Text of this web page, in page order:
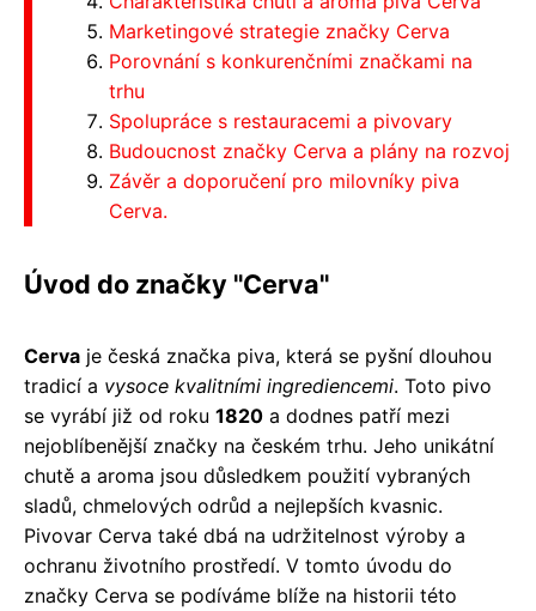
Marketingové strategie značky Cerva
Porovnání s konkurenčními značkami na
trhu
Spolupráce s restauracemi a pivovary
Budoucnost značky Cerva a plány na rozvoj
Závěr a doporučení pro milovníky piva
Cerva.
Úvod do značky "Cerva"
Cerva je česká značka piva, která se pyšní dlouhou
tradicí a vysoce kvalitními ingrediencemi. Toto pivo
se vyrábí již od roku 1820 a dodnes patří mezi
nejoblíbenější značky na českém trhu. Jeho unikátní
chutě a aroma jsou důsledkem použití vybraných
sladů, chmelových odrůd a nejlepších kvasnic.
Pivovar Cerva také dbá na udržitelnost výroby a
ochranu životního prostředí. V tomto úvodu do
značky Cerva se podíváme blíže na historii této